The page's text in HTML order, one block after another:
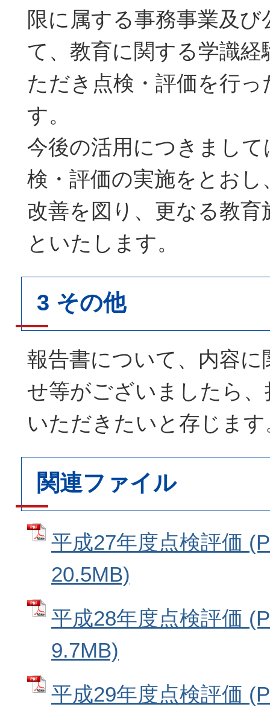
限に属する事務事業及
て、教育に関する学識経
ただき点検・評価を行
す。
今後の活用につきまし
検・評価の実施をとおし
改善を図り、更なる教育
といたします。
3 その他
報告書について、内容
せ等がございましたら
いただきたいと存じます
関連ファイル
平成27年度点検評価
20.5MB)
平成28年度点検評価
9.7MB)
平成29年度点検評価